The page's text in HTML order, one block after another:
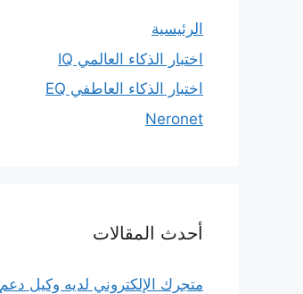
الرئيسية
اختبار الذكاء العالمي IQ
اختبار الذكاء العاطفي EQ
Neronet
أحدث المقالات
متجرك الإلكتروني لديه وكيل دعم